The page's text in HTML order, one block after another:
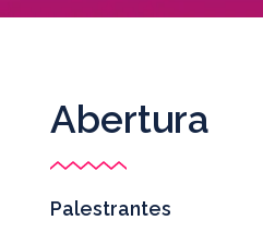
Abertura
Palestrantes